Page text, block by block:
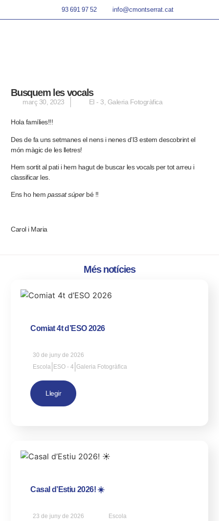
93 691 97 52 info@cmontserrat.cat
Busquem les vocals
març 30, 2023 EI - 3 Galeria Fotogràfica
Hola famílies!!!
Des de fa uns setmanes el nens i nenes d’I3 estem descobrint el
món màgic de les lletres!
Hem sortit al pati i hem hagut de buscar les vocals per tot arreu i
classificar les.
Ens ho hem passat súperbé!!
Carol i Maria
Més notícies
Comiat 4t d’ESO 2026
30 de juny de 2026
Escola ESO - 4 |Galeria Fotogràfica
Llegir
Casal d’Estiu 2026! ☀️
23 de juny de 2026 Escola